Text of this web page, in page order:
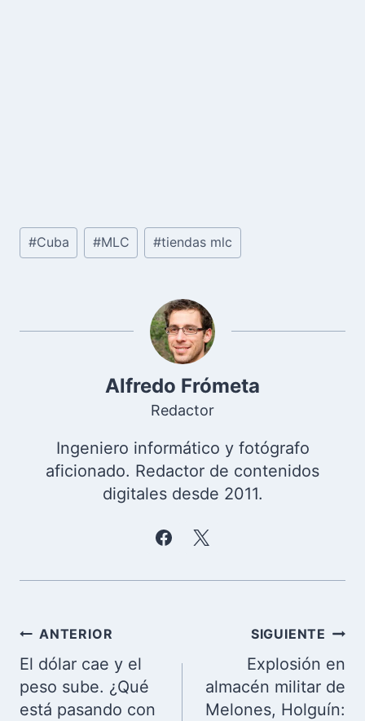
Etiquetas
de
#Cuba #MLC #tiendas mlc
Alfredo Frómeta
Redactor
Ingeniero informático y fotógrafo
aficionado. Redactor de contenidos
digitales desde 2011.
Navegación
de
entradas
ANTERIOR
El dólar cae y el
peso sube. ¿Qué
está pasando con
SIGUIENTE
Explosión en
almacén militar de
Melones, Holguín: